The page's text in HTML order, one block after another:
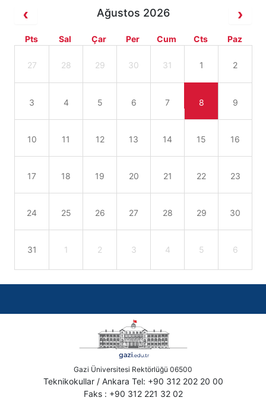
Ağustos 2026
Pts Sal Çar Per Cum Cts Paz
27 28 29 30 31 1 2
3 4 5 6 7 8 9
10 11 12 13 14 15 16
17 18 19 20 21 22 23
24 25 26 27 28 29 30
31 1 2 3 4 5 6
Gazi Üniversitesi Rektörlüğü 06500
Teknikokullar / Ankara Tel: +90 312 202 20 00
Faks : +90 312 221 32 02